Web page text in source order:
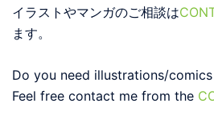
イラストやマンガのご相談は
ます。
Do you need illustrations/
Feel free contact me from the